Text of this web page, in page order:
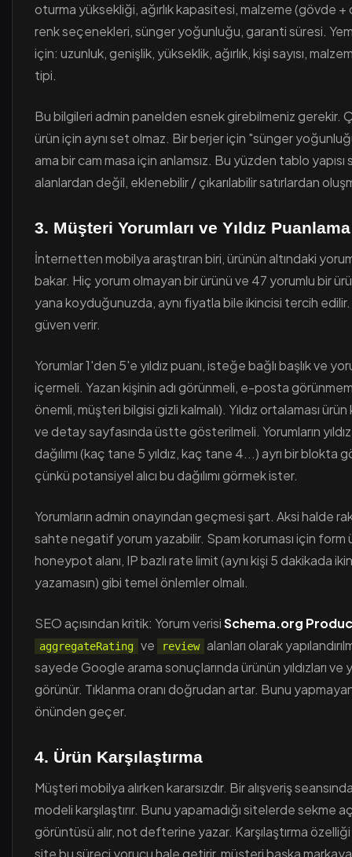
oturma yüksekliği, ağırlık kapasitesi, malzeme (gövde
renk seçenekleri, sünger yoğunluğu, garanti süresi.
için: uzunluk, genişlik, yükseklik, ağırlık, kişi sayısı,
tipi.
Bu bilgileri admin panelden esnek girebilmeniz gerekir.
ürün için aynı set olmaz. Bir berjer için "sünger
ama bir cam masa için anlamsız. Bu yüzden tablo yapısı
alanlardan değil, eklenebilir / çıkarılabilir satırlardan
3. Müşteri Yorumları ve Yıldız Puanlama
İnternetten mobilya araştıran biri, ürünün altındaki yorum
bakar. Hiç yorum olmayan bir ürünü ve 47 yorumlu bir
yana koyduğunuzda, aynı fiyatla bile ikincisi tercih edilir.
güven verir.
Yorumlar 1'den 5'e yıldız puanı, isteğe bağlı başlık ve
içermeli. Yazan kişinin adı görünmeli, e-posta
önemli, müşteri bilgisi gizli kalmalı). Yıldız ortalaması
ve detay sayfasında üstte gösterilmeli. Yorumların yıldız
dağılımı (kaç tane 5 yıldız, kaç tane 4...) ayrı bir blokta
çünkü potansiyel alıcı bu dağılımı görmek ister.
Yorumların admin onayından geçmesi şart. Aksi halde
sahte negatif yorum yazabilir. Spam koruması için form
honeypot alanı, IP bazlı rate limit (aynı kişi 5 dakikada
yazamasın) gibi temel önlemler olmalı.
SEO açısından kritik: Yorum verisiSchema.org
aggregateRating ve review alanları olarak
sayede Google arama sonuçlarında ürünün yıldızları ve
görünür. Tıklanma oranı doğrudan artar. Bunu
önünden geçer.
4. Ürün Karşılaştırma
Müşteri mobilya alırken kararsızdır. Bir alışveriş
modeli karşılaştırır. Bunu yapamadığı sitelerde sekme
görüntüsü alır, not defterine yazar. Karşılaştırma
site bu süreci yorucu hale getirir, müşteri başka